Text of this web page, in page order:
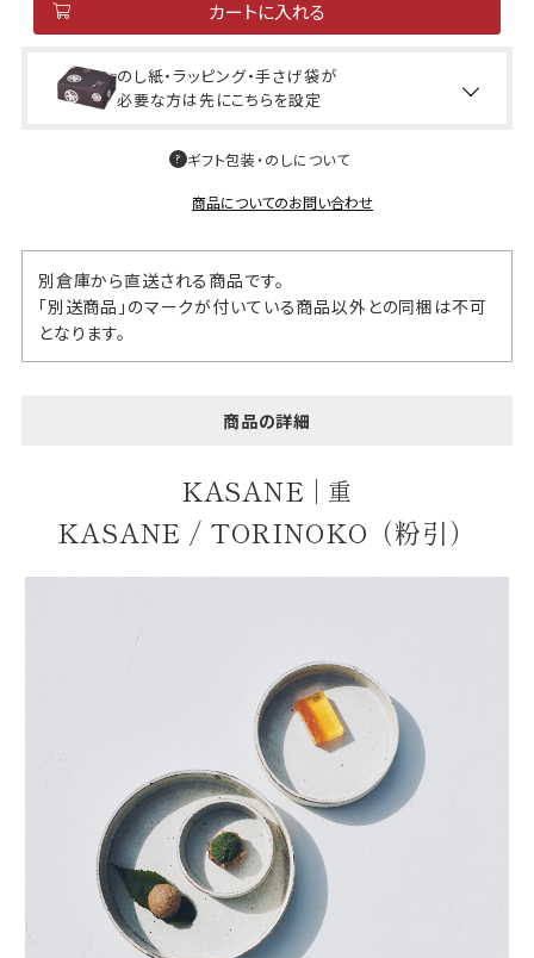
カートに入れる
のし紙・ラッピング・手さげ袋が
必要な方は先にこちらを設定
ギフト包装・のしについて
商品についてのお問い合わせ
別倉庫から直送される商品です。
「別送商品」のマークが付いている商品以外との同梱は不可
となります。
商品の詳細
KASANE | 重
KASANE / TORINOKO（粉引）